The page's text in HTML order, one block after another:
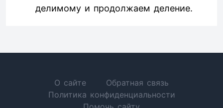
делимому и продолжаем деление.
О сайте
Обратная связь
Политика конфиденциальности